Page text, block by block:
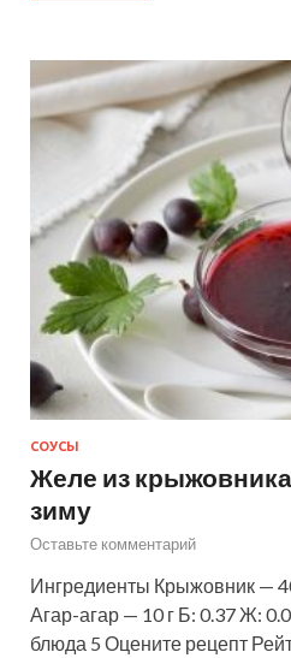
СОУСЫ
Желе из
зиму
Оставьте комментарий
Ингредиенты Крыжовник —
Агар-агар — 10 г Б: 0.37 Ж:
блюда 5 Оцените рецепт